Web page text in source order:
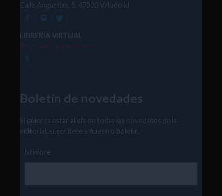
Calle Angustias, 5, 47003 Valladolid
LIBRERÍA VIRTUAL
Boletín de novedades
Si quieres estar al día de todas las novedades de la
editorial, suscríbete a nuestro boletín.
Nombre